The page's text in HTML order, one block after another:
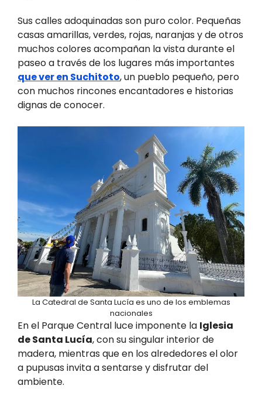
Sus calles adoquinadas son puro color. Pequeñas
casas amarillas, verdes, rojas, naranjas y de otros
muchos colores acompañan la vista durante el
paseo a través de los lugares más importantes
que ver en Suchitoto, un pueblo pequeño, pero
con muchos rincones encantadores e historias
dignas de conocer.
La Catedral de Santa Lucía es uno de los emblemas
nacionales
En el Parque Central luce imponente la Iglesia
de Santa Lucía, con su singular interior de
madera, mientras que en los alrededores el olor
a pupusas invita a sentarse y disfrutar del
ambiente.